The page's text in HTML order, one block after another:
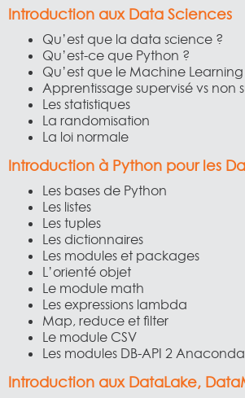
Introduction aux Data Sciences
Qu’est que la data science ?
Qu’est-ce que Python ?
Qu’est que le Machine Learning
Apprentissage supervisé vs non
Les statistiques
La randomisation
La loi normale
Introduction à Python pour les
Les bases de Python
Les listes
Les tuples
Les dictionnaires
Les modules et packages
L’orienté objet
Le module math
Les expressions lambda
Map, reduce et filter
Le module CSV
Les modules DB-API 2 Anaconda
Introduction aux DataLake,